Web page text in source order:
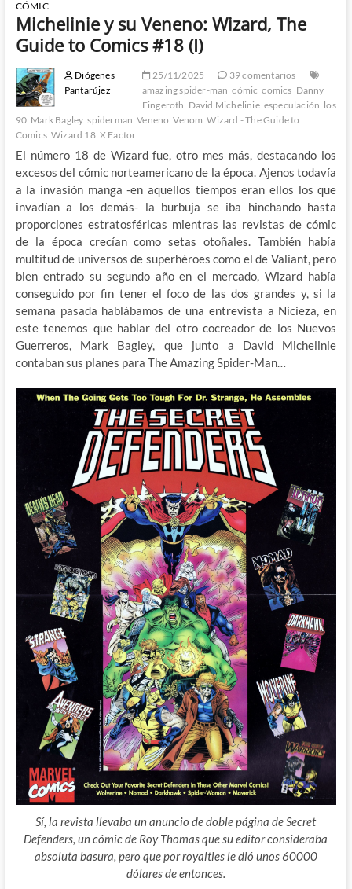
CÓMIC
Michelinie y su Veneno: Wizard, The
Guide to Comics #18 (I)
Diógenes
Pantarújez
25/11/2025
39 comentarios
amazing spider-man cómic comics Danny
Fingeroth David Michelinie especulación los
90 Mark Bagley spiderman Veneno Venom Wizard - The Guide to
Comics Wizard 18 X Factor
El número 18 de Wizard fue, otro mes más, destacando los
excesos del cómic norteamericano de la época. Ajenos todavía
a la invasión manga -en aquellos tiempos eran ellos los que
invadían a los demás- la burbuja se iba hinchando hasta
proporciones estratosféricas mientras las revistas de cómic
de la época crecían como setas otoñales. También había
multitud de universos de superhéroes como el de Valiant, pero
bien entrado su segundo año en el mercado, Wizard había
conseguido por fin tener el foco de las dos grandes y, si la
semana pasada hablábamos de una entrevista a Nicieza, en
este tenemos que hablar del otro cocreador de los Nuevos
Guerreros, Mark Bagley, que junto a David Michelinie
contaban sus planes para The Amazing Spider-Man…
Sí, la revista llevaba un anuncio de doble página de Secret
Defenders, un cómic de Roy Thomas que su editor consideraba
absoluta basura, pero que por royalties le dió unos 60000
dólares de entonces.